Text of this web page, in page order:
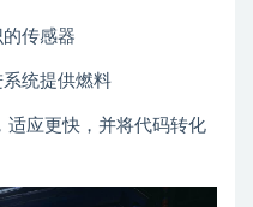
传感器
统提供燃料
适应更快，并将代码转化